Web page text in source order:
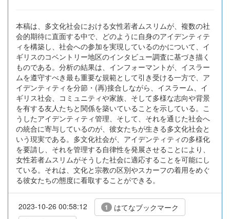
本稿は、多文化社会における女性若者ムスリムが、複数の社
会的期待に直面する中で、どのように自身のアイデンティテ
ィを構築し、社会への参加を実現しているのかについて、イ
ギリスのコベントリー地区のインタビュー調査に基づき描く
ものである。分析の結果は、インフォーマントが、イスラー
ムを遵守すべき最も重要な規範として引き受ける一方で、ア
イデンティティを分節・(再)接合しながら、イスラーム、イ
ギリス社会、コミュニティや家族、そして多様な志向や背景
を有する友人たちと関係を築いていることを示している。こ
うしたアイデンティティ管理、そして、それを通じた社会へ
の統合に寄与しているのが、彼女たちが生きる多文化社会と
いう現実である。多文化社会が、アイデンティティの多様化
を要請し、それを管理する自律性を発展させることにより、
女性若者ムスリムがそうした社会に適応することを可能にし
ている。それは、文化と宗教の区別やスカーフの着用をめぐ
る彼女たちの態度に看取することができる。
2023-10-26 00:58:12 1 はてなブックマーク